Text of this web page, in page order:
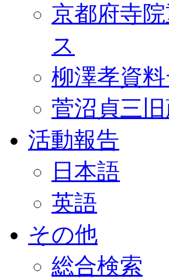
京都府寺
ス
柳澤孝資
菅沼貞三
活動報告
日本語
英語
その他
総合検索